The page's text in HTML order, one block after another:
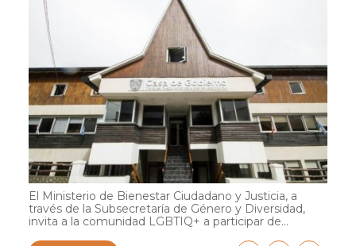
El Ministerio de Bienestar Ciudadano y Justicia, a
través de la Subsecretaría de Género y Diversidad,
invita a la comunidad LGBTIQ+ a participar de...